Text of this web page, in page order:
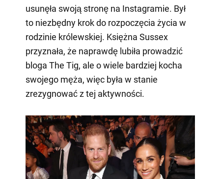
usunęła swoją stronę na Instagramie. Był
to niezbędny krok do rozpoczęcia życia w
rodzinie królewskiej. Księżna Sussex
przyznała, że naprawdę lubiła prowadzić
bloga The Tig, ale o wiele bardziej kocha
swojego męża, więc była w stanie
zrezygnować z tej aktywności.